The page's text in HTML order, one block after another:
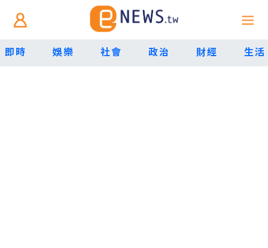
即時 娛樂 社會 政治 財經 生活